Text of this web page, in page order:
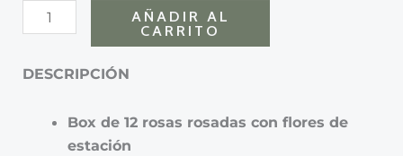
AÑADIR AL
CARRITO
DESCRIPCIÓN
Box de 12 rosas rosadas con flores de
estación